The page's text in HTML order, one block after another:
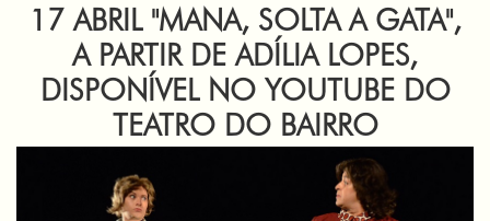
17 ABRIL "MANA, SOLTA A GATA",
A PARTIR DE ADÍLIA LOPES,
DISPONÍVEL NO YOUTUBE DO
TEATRO DO BAIRRO